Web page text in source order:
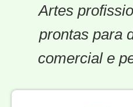
Artes
prontas para
comercial e